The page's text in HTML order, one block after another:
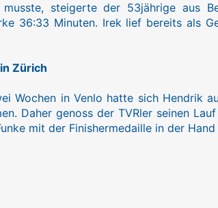
steigerte der 53jährige aus
36:33 Minuten. Irek lief bereits als
Zürich
Wochen in Venlo hatte sich Hendrik
Daher genoss der TVRler seinen
mit der Finishermedaille in der